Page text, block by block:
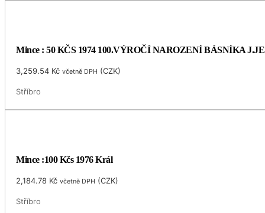
Mince : 50 KČS 1974 100.VÝROČÍ NAROZENÍ BÁSNÍKA
3,259.54 Kč včetně DPH (CZK)
Stříbro
Mince :100 Kčs 1976 Král
2,184.78 Kč včetně DPH (CZK)
Stříbro